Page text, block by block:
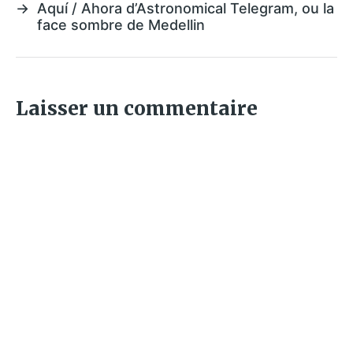
→ Aquí / Ahora d’Astronomical Telegram, ou la
face sombre de Medellin
Laisser un commentaire